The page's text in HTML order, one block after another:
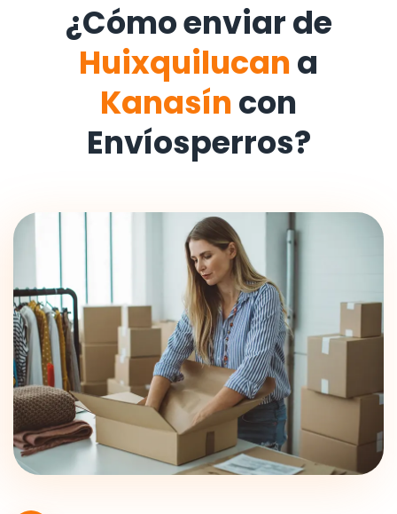
¿Cómo enviar de
Huixquilucan a
Kanasín con
Envíosperros?